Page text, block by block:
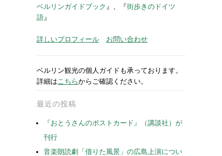
ベルリンガイドブック 』、『街歩きのドイツ
語』
詳しいプロフィール お問い合わせ
ベルリン観光の個人ガイドも承っております。
詳細はこちらからご確認ください。
最近の投稿
『おとうさんのポストカード』（講談社）が
刊行
音楽朗読劇「借りた風景」の広島上演につい